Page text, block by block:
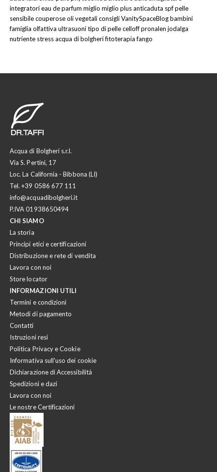
integratorieau de parfum miglio miglio plusanticaduta spfpelle
sensibilecouperoseoli vegetaliconsigliVanitySpaceBlogbambini
famiglia olfattiva ultrasuonitipo di pellecelloffpronalen jodalga
nutriente stressacqua di bolgherifitoterapiafango
Acqua di Bolgheri s.r.l.
Via S. Pertini, 17
Loc. La California - Bibbona (LI)
Tel.+39 0586 677 111
info@acquadibolgheri.it
P.IVA 01938650494
CHI SIAMO
La storia
Principi etici e certificazioni
Distribuzione e rete di vendita
Lavora con noi
Store locator
INFORMAZIONI UTILI
Termini e condizioni
Metodi di pagamento
Contatti
Istruzioni resi
Politica Privacy e Cookie
Informativa sull'uso dei cookie
Dichiarazione di Accessibilità
Spedizioni e dazi
Lavora con noi
Le nostre Certificazioni